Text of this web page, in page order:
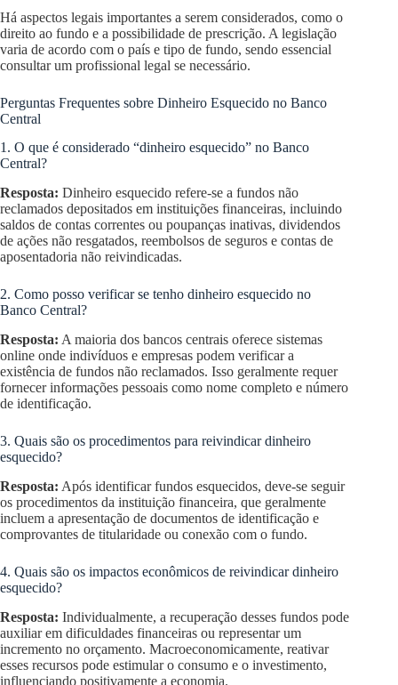
Há aspectos legais importantes a serem considerados, como o
direito ao fundo e a possibilidade de prescrição. A legislação
varia de acordo com o país e tipo de fundo, sendo essencial
consultar um profissional legal se necessário.
Perguntas Frequentes sobre Dinheiro Esquecido no Banco
Central
1. O que é considerado “dinheiro esquecido” no Banco
Central?
Resposta: Dinheiro esquecido refere-se a fundos não
reclamados depositados em instituições financeiras, incluindo
saldos de contas correntes ou poupanças inativas, dividendos
de ações não resgatados, reembolsos de seguros e contas de
aposentadoria não reivindicadas.
2. Como posso verificar se tenho dinheiro esquecido no
Banco Central?
Resposta: A maioria dos bancos centrais oferece sistemas
online onde indivíduos e empresas podem verificar a
existência de fundos não reclamados. Isso geralmente requer
fornecer informações pessoais como nome completo e número
de identificação.
3. Quais são os procedimentos para reivindicar dinheiro
esquecido?
Resposta: Após identificar fundos esquecidos, deve-se seguir
os procedimentos da instituição financeira, que geralmente
incluem a apresentação de documentos de identificação e
comprovantes de titularidade ou conexão com o fundo.
4. Quais são os impactos econômicos de reivindicar dinheiro
esquecido?
Resposta: Individualmente, a recuperação desses fundos pode
auxiliar em dificuldades financeiras ou representar um
incremento no orçamento. Macroeconomicamente, reativar
esses recursos pode estimular o consumo e o investimento,
influenciando positivamente a economia.